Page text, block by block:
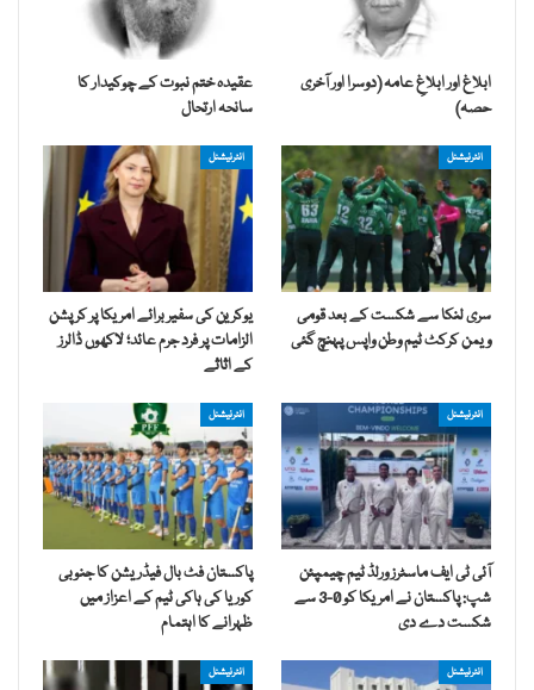
ابلاغ اور ابلاغِ عامہ (دوسرا اور آخری
حصہ)
عقیدہ ختم نبوت کے چوکیدار کا
سانحہ ارتحال
انٹرنیشنل
سری لنکا سے شکست کے بعد قومی
ویمن کرکٹ ٹیم وطن واپس پہنچ گئی
انٹرنیشنل
یوکرین کی سفیر برائے امریکا پر کرپشن
الزامات پر فرد جرم عائد؛ لاکھوں ڈالرز
کے اثاثے
انٹرنیشنل
آئی ٹی ایف ماسٹرز ورلڈ ٹیم چیمپئن
شپ: پاکستان نے امریکا کو 0-3 سے
شکست دے دی
انٹرنیشنل
پاکستان فٹ بال فیڈریشن کا جنوبی
کوریا کی ہاکی ٹیم کے اعزاز میں
ظہرانے کا اہتمام
انٹرنیشنل انٹرنیشنل